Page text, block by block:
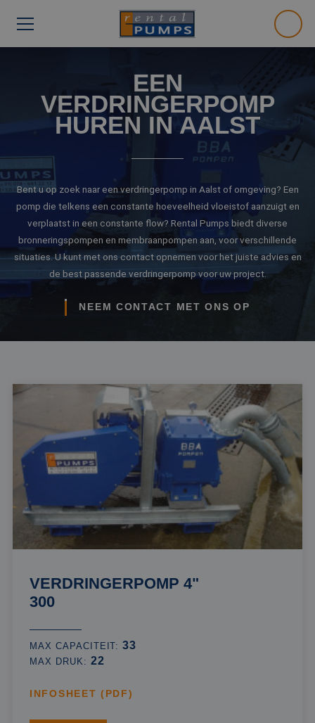
EEN
VERDRINGERPOMP
HUREN IN AALST
Bent u op zoek naar een verdringerpomp in Aalst of omgeving? Een
pomp die telkens een constante hoeveelheid vloeistof aanzuigt en
verplaatst in een constante flow? Rental Pumps biedt diverse
bronneringspompen en membraanpompen aan, voor verschillende
situaties. U kunt met ons contact opnemen voor het juiste advies en
de best passende verdringerpomp voor uw project.
NEEM CONTACT MET ONS OP
VERDRINGERPOMP 4"
300
MAX CAPACITEIT:33
MAX DRUK: 22
INFOSHEET (PDF)